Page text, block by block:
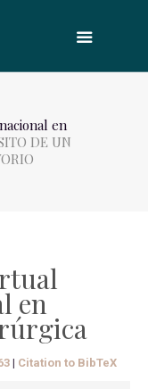
en
DE UN
en
| Citation to BibTeX